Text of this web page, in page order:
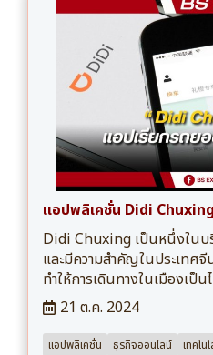
แอปพลิเคชั่น Didi Chuxing
Didi Chuxing เป็นหนึ่งในบ
และมีความสำคัญในประเทศจี
ทำให้การเดินทางในเมืองเป็น
21 ต.ค. 2024
แอปพลิเคชั่น ธุรกิจออนไลน์ เทคโน